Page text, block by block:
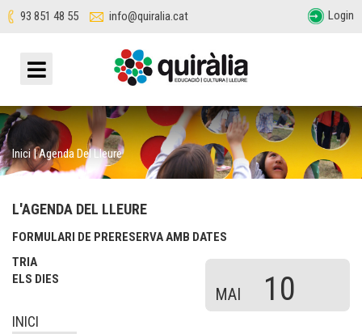
93 851 48 55 info@quiralia.cat Login
Inici|Agenda Del Lleure
L'AGENDA DEL LLEURE
FORMULARI DE PRERESERVA AMB DATES
TRIA
ELS DIES
MAI 10
INICI